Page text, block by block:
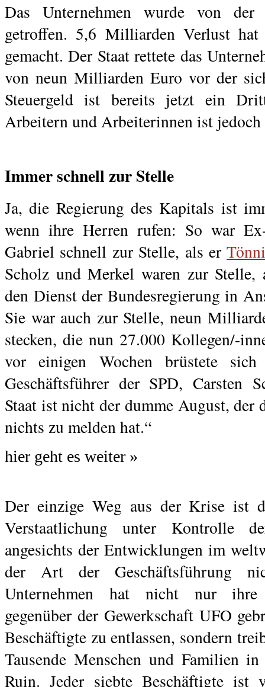
Das Unternehmen wurde von der
getroffen. 5,6 Milliarden Verlust
gemacht. Der Staat rettete das
von neun Milliarden Euro vor der
Steuergeld ist bereits jetzt ein
Arbeitern und Arbeiterinnen ist
Immer schnell zur Stelle
Ja, die Regierung des Kapitals ist
wenn ihre Herren rufen: So war
Gabriel schnell zur Stelle, als er
Scholz und Merkel waren zur
den Dienst der Bundesregierung in
Sie war auch zur Stelle, neun
stecken, die nun 27.000 Kollegen/-
vor einigen Wochen brüstete sich
Geschäftsführer der SPD, Carsten
Staat ist nicht der dumme August, der
nichts zu melden hat.“
hier geht es weiter »
Der einzige Weg aus der Krise ist
Verstaatlichung unter Kontrolle
angesichts der Entwicklungen im
der Art der Geschäftsführung
Unternehmen hat nicht nur ihre
gegenüber der Gewerkschaft UFO
Beschäftigte zu entlassen, sondern
Tausende Menschen und Familien
Ruin. Jeder siebte Beschäftigte ist